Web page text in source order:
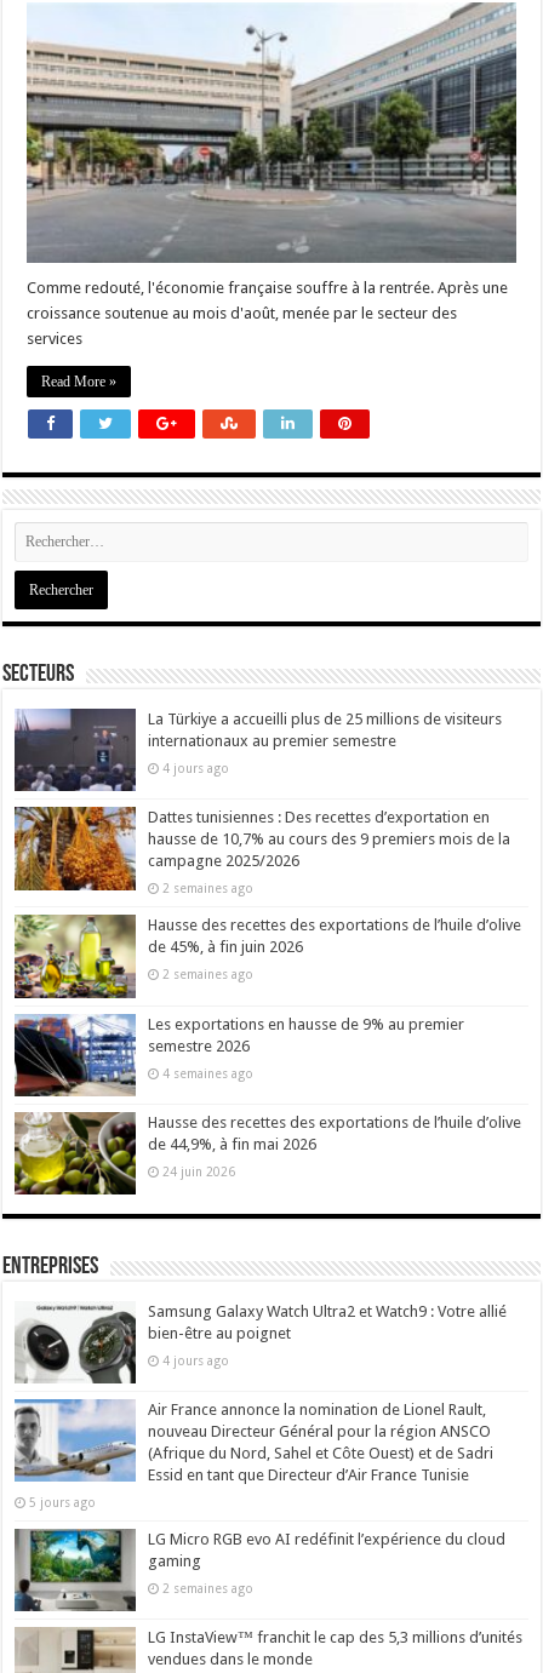
Comme redouté, l'économie française souffre à la rentrée. Après une
croissance soutenue au mois d'août, menée par le secteur des
services
Read More »
Secteurs
La Türkiye a accueilli plus de 25 millions de visiteurs
internationaux au premier semestre
4 jours ago
Dattes tunisiennes : Des recettes d’exportation en
hausse de 10,7% au cours des 9 premiers mois de la
campagne 2025/2026
2 semaines ago
Hausse des recettes des exportations de l’huile d’olive
de 45%, à fin juin 2026
2 semaines ago
Les exportations en hausse de 9% au premier
semestre 2026
4 semaines ago
Hausse des recettes des exportations de l’huile d’olive
de 44,9%, à fin mai 2026
24 juin 2026
Entreprises
Samsung Galaxy Watch Ultra2 et Watch9 : Votre allié
bien-être au poignet
4 jours ago
Air France annonce la nomination de Lionel Rault,
nouveau Directeur Général pour la région ANSCO
(Afrique du Nord, Sahel et Côte Ouest) et de Sadri
Essid en tant que Directeur d’Air France Tunisie
5 jours ago
LG Micro RGB evo AI redéfinit l’expérience du cloud
gaming
2 semaines ago
LG InstaView™ franchit le cap des 5,3 millions d’unités
vendues dans le monde